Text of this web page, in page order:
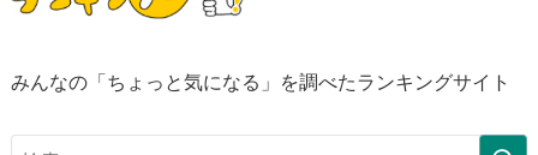
みんなの「ちょっと気になる」を調べたランキングサイト